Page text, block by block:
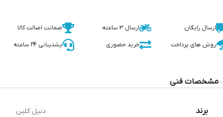
ارسال رایگان ارسال 3 ساعته ضمانت اصالت کالا
روش های پرداخت خرید حضوری پشتیبانی 24 ساعته
مشخصات فنی
برند دنیل کلین